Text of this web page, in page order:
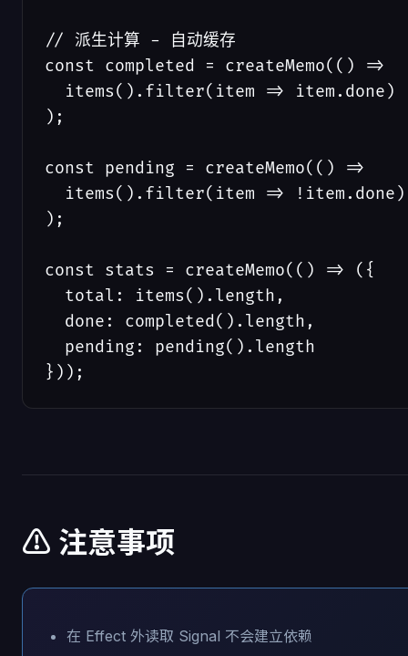
// 派生计算 - 自动缓存
const completed = createMemo(() =>
  items().filter(item => item.done)
);
const pending = createMemo(() =>
  items().filter(item => !item.done)
);
const stats = createMemo(() => ({
  total: items().length,
  done: completed().length,
  pending: pending().length
}));
⚠️ 注意事项
在 Effect 外读取 Signal 不会建立依赖